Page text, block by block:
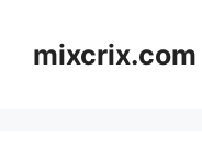
contentmixcrix.com